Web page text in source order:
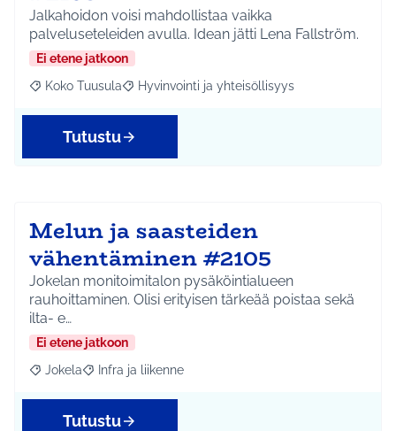
Jalkahoidon voisi mahdollistaa vaikka
palveluseteleiden avulla. Idean jätti Lena Fallström.
Ei etene jatkoon
Rajaa tulokset aihepiirin mukaan: Koko Tuusula
Koko Tuusula Rajaa tulokset teeman mukaan: Hyvinvointi ja
Hyvinvointi ja yhteisöllisyys
Tutustu
Melun ja saasteiden
vähentäminen #2105
Jokelan monitoimitalon pysäköintialueen
rauhoittaminen. Olisi erityisen tärkeää poistaa sekä
ilta- e…
Ei etene jatkoon
Rajaa tulokset aihepiirin mukaan: Jokela
Jokela Rajaa tulokset teeman mukaan: Infra ja liikenne
Infra ja liikenne
Tutustu